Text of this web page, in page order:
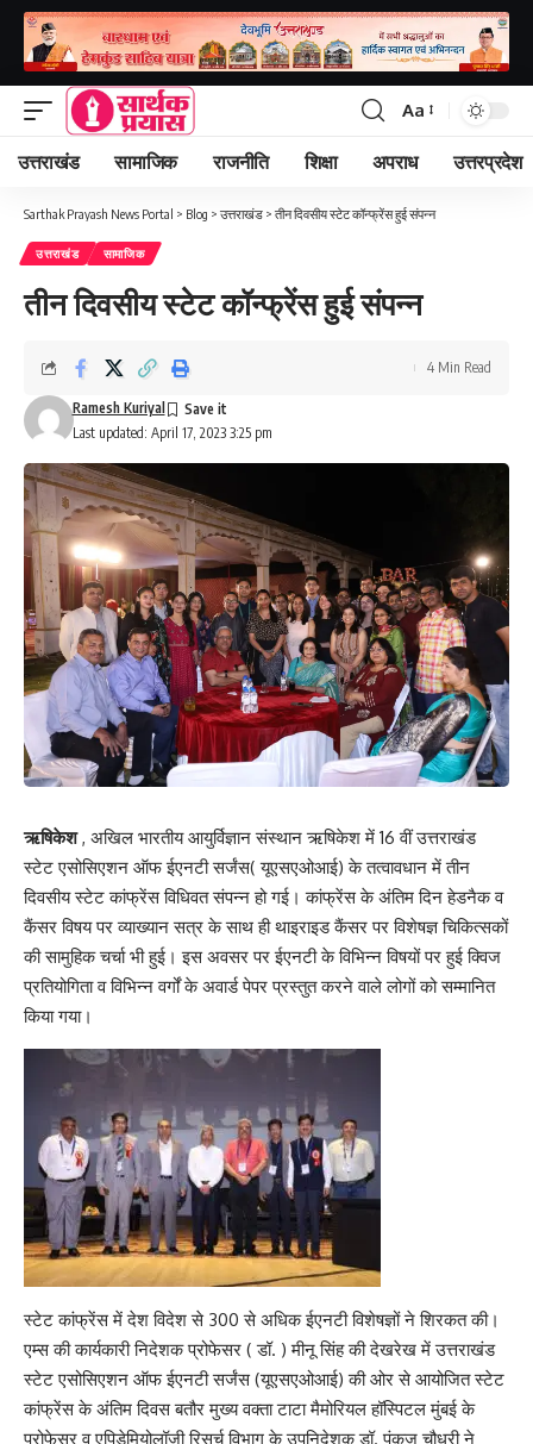
Font
Resizer
Aa
उत्तराखंड सामाजिक राजनीति शिक्षा अपराध उत्तरप्रदेश
Sarthak Prayash News Portal > Blog > उत्तराखंड > तीन दिवसीय स्टेट कॉन्फ्रेंस हुई संपन्न
उत्तराखंड सामाजिक
तीन दिवसीय स्टेट कॉन्फ्रेंस हुई संपन्न
Last updated: April 17, 2023 3:25 pm
Ramesh Kuriyal
4 Min Read
ऋषिकेश, अखिल भारतीय आयुर्विज्ञान संस्थान ऋषिकेश में 16 वीं उत्तराखंड
स्टेट एसोसिएशन ऑफ ईएनटी सर्जंस( यूएसएओआई) के तत्वावधान में तीन
दिवसीय स्टेट कांफ्रेंस विधिवत संपन्न हो गई। कांफ्रेंस के अंतिम दिन हेडनैक व
कैंसर विषय पर व्याख्यान सत्र के साथ ही थाइराइड कैंसर पर विशेषज्ञ चिकित्सकों
की सामुहिक चर्चा भी हुई। इस अवसर पर ईएनटी के विभिन्न विषयों पर हुई क्विज
प्रतियोगिता व विभिन्न वर्गों के अवार्ड पेपर प्रस्तुत करने वाले लोगों को सम्मानित
किया गया।
स्टेट कांफ्रेंस में देश विदेश से 300 से अधिक ईएनटी विशेषज्ञों ने शिरकत की।
एम्स की कार्यकारी निदेशक प्रोफेसर ( डॉ. ) मीनू सिंह की देखरेख में उत्तराखंड
स्टेट एसोसिएशन ऑफ ईएनटी सर्जंस (यूएसएओआई) की ओर से आयोजित स्टेट
कांफ्रेंस के अंतिम दिवस बतौर मुख्य वक्ता टाटा मैमोरियल हॉस्पिटल मुंबई के
प्रोफेसर व एपिडेमियोलॉजी रिसर्च विभाग के उपनिदेशक डॉ. पंकज चौधरी ने